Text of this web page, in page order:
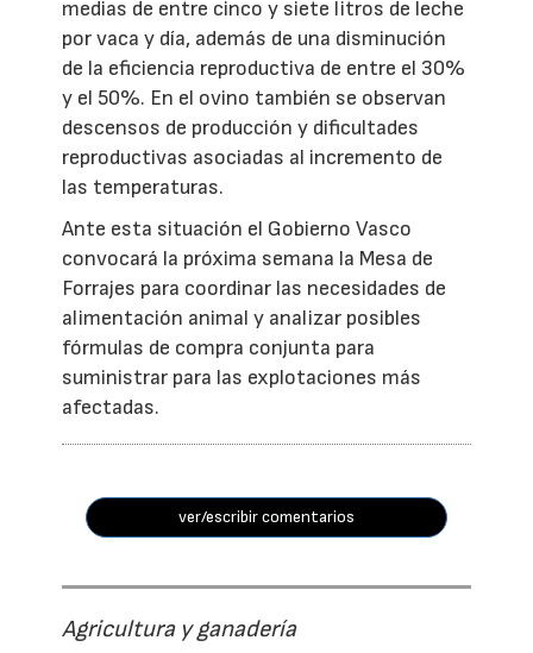
medias de entre cinco y siete litros de leche
por vaca y día, además de una disminución
de la eficiencia reproductiva de entre el 30%
y el 50%. En el ovino también se observan
descensos de producción y dificultades
reproductivas asociadas al incremento de
las temperaturas.
Ante esta situación el Gobierno Vasco
convocará la próxima semana la Mesa de
Forrajes para coordinar las necesidades de
alimentación animal y analizar posibles
fórmulas de compra conjunta para
suministrar para las explotaciones más
afectadas.
ver/escribir comentarios
Agricultura y ganadería